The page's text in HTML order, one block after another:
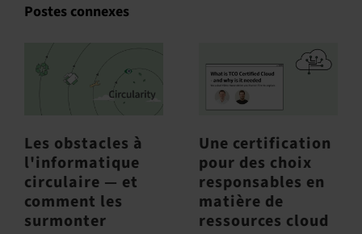
Postes connexes
Les obstacles à
l'informatique
circulaire — et
comment les
surmonter
Une certification
pour des choix
responsables en
matière de
ressources cloud